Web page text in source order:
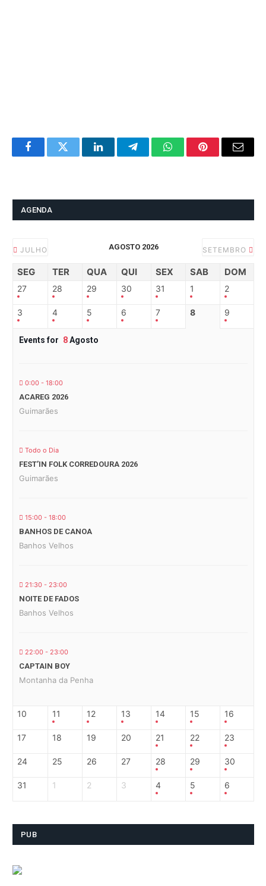
FacebookTwitter LinkedInTelegramWhatsAppPinterestEmail
AGENDA
JULHO AGOSTO 2026 SETEMBRO
SEG TER QUA QUI SEX SAB DOM
27 28 29 30 31 1 2
3 4 5 6 7 8 9
Events for 8Agosto
0:00 - 18:00
ACAREG 2026
Guimarães
Todo o Dia
FEST’IN FOLK CORREDOURA 2026
Guimarães
15:00 - 18:00
BANHOS DE CANOA
Banhos Velhos
21:30 - 23:00
NOITE DE FADOS
Banhos Velhos
22:00 - 23:00
CAPTAIN BOY
Montanha da Penha
10 11 12 13 14 15 16
17 18 19 20 21 22 23
24 25 26 27 28 29 30
31 1 2 3 4 5 6
PUB